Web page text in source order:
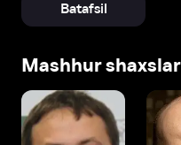
Batafsil
Mashhur shaxslar